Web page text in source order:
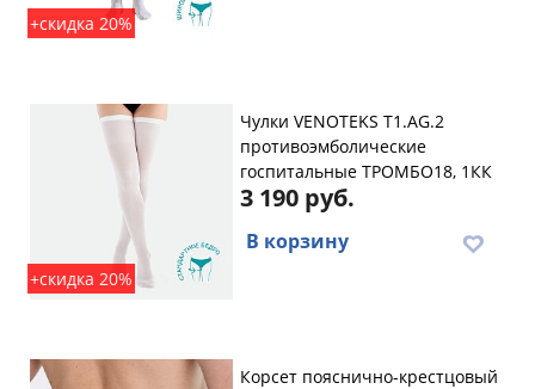
+скидка 20%
+скидка 20%
Чулки VENOTEKS T1.AG.2
противоэмболические
госпитальные ТРОМБО18, 1КК
3 190 руб.
В корзину
Корсет пояснично-крестцовый